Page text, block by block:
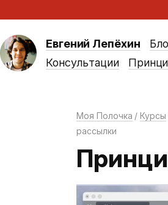
Евгений Лепёхин
Консультации
Моя Полочка Курсы
рассылки